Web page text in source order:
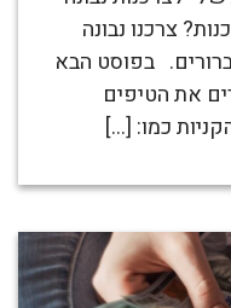
צרכנו נבונה
בפוסט הבא
את הטיפים
כמו: […]